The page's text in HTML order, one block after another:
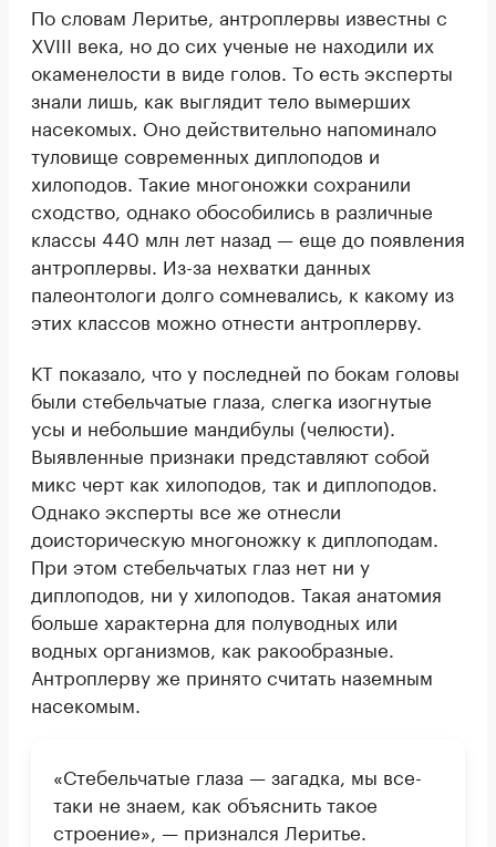
По словам Леритье, антроплервы известны с
XVIII века, но до сих ученые не находили их
окаменелости в виде голов. То есть эксперты
знали лишь, как выглядит тело вымерших
насекомых. Оно действительно напоминало
туловище современных диплоподов и
хилоподов. Такие многоножки сохранили
сходство, однако обособились в различные
классы 440 млн лет назад — еще до появления
антроплервы. Из-за нехватки данных
палеонтологи долго сомневались, к какому из
этих классов можно отнести антроплерву.
КТ показало, что у последней по бокам головы
были стебельчатые глаза, слегка изогнутые
усы и небольшие мандибулы (челюсти).
Выявленные признаки представляют собой
микс черт как хилоподов, так и диплоподов.
Однако эксперты все же отнесли
доисторическую многоножку к диплоподам.
При этом стебельчатых глаз нет ни у
диплоподов, ни у хилоподов. Такая анатомия
больше характерна для полуводных или
водных организмов, как ракообразные.
Антроплерву же принято считать наземным
насекомым.
«Стебельчатые глаза — загадка, мы все-
таки не знаем, как объяснить такое
строение», — признался Леритье.